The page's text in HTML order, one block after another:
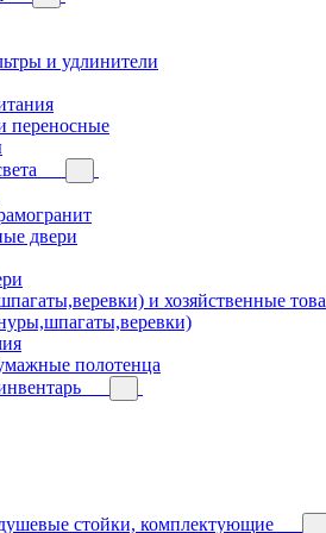
и удлинители
переносные
двери
и хозяйственные
полотенца
стойки, комплектующие